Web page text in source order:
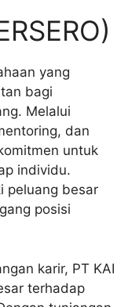
yang
bagi
Melalui
dan
untuk
individu.
peluang besar
posisi
karir, PT KAI
terhadap